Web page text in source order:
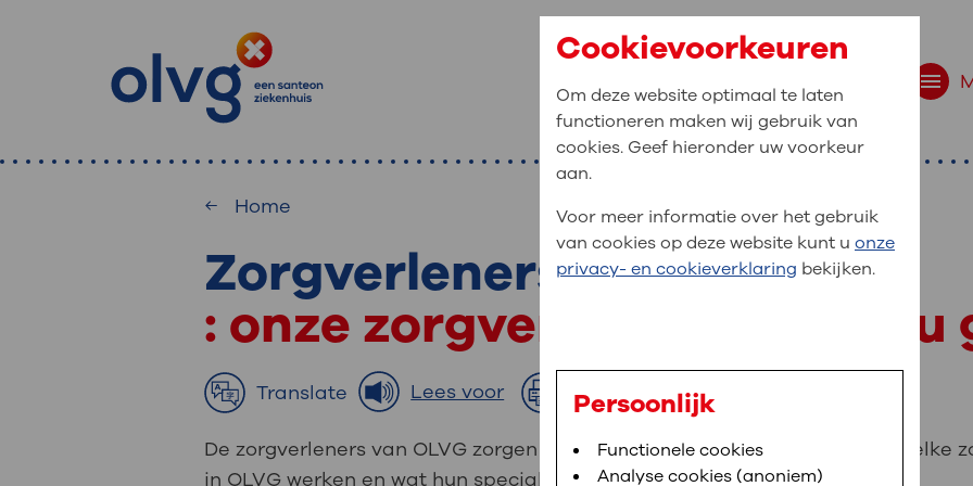
Primaire website navigatie
Home
Afdelingen
: waar bent u naar op
Zoekwoorden
Veel gezocht:Bloedafname,MijnOLVG,Digitalisering
MijnOLVG
: veilig en online uw medische gegevens
inzien
MijnOLVG is het patiëntenportaal van OLVG. In MijnOLVG kunt u uw medische
gegevens zien. Op elk moment, wanneer het u uitkomt. OLVG breidt MijnOLVG
Home
Zorgverleners
: onze zorgverleners helpen u
Translate Lees voor Afdrukken
De zorgverleners van OLVG zorgen goed voor u. U vindt op deze pagina welke
in OLVG werken en wat hun specialisme is.
Cookievoorkeuren
Om deze website optimaal te laten
functioneren maken wij gebruik van
cookies. Geef hieronder uw voorkeur
aan.
Voor meer informatie over het gebruik
van cookies op deze website kunt u onze
privacy- en cookieverklaring bekijken.
Persoonlijk
Functionele cookies
Analyse cookies (anoniem)